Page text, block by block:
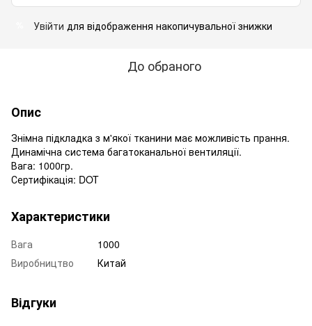
Увійти для відображення накопичувальної знижки
До обраного
Опис
Знімна підкладка з м'якої тканини має можливість прання.
Динамічна система багатоканальної вентиляції.
Вага: 1000гр.
Сертифікація: DOT
Характеристики
Вага
1000
Виробництво
Китай
Відгуки